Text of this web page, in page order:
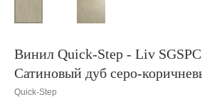
Винил Quick-Step - Liv
Сатиновый дуб серо-
Quick-Step